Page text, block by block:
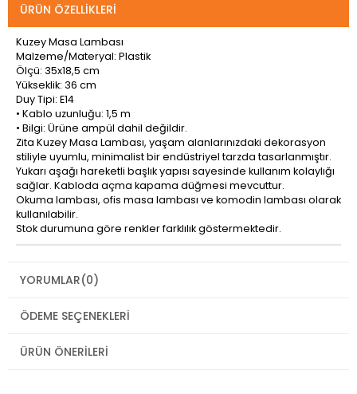
ÜRÜN ÖZELLIKLERI
Kuzey Masa Lambası
Malzeme/Materyal: Plastik
Ölçü: 35x18,5 cm
Yükseklik: 36 cm
Duy Tipi: E14
• Kablo uzunluğu: 1,5 m
• Bilgi: Ürüne ampül dahil değildir.
Zita Kuzey Masa Lambası, yaşam alanlarınızdaki dekorasyon
stiliyle uyumlu, minimalist bir endüstriyel tarzda tasarlanmıştır.
Yukarı aşağı hareketli başlık yapısı sayesinde kullanım kolaylığı
sağlar. Kabloda açma kapama düğmesi mevcuttur.
Okuma lambası, ofis masa lambası ve komodin lambası olarak
kullanılabilir.
Stok durumuna göre renkler farklılık göstermektedir.
YORUMLAR(0)
ÖDEME SEÇENEKLERI
ÜRÜN ÖNERILERI